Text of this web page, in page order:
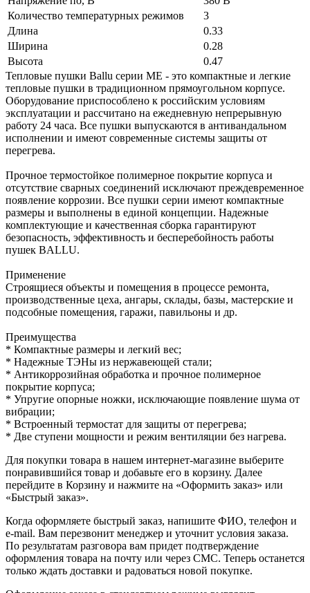
Количество температурных режимов
3
Длина
0.33
Ширина
0.28
Высота
0.47
Тепловые пушки Ballu серии ME - это компактные и легкие
тепловые пушки в традиционном прямоугольном корпусе.
Оборудование приспособлено к российским условиям
эксплуатации и рассчитано на ежедневную непрерывную
работу 24 часа. Все пушки выпускаются в антивандальном
исполнении и имеют современные системы защиты от
перегрева.
Прочное термостойкое полимерное покрытие корпуса и
отсутствие сварных соединений исключают преждевременное
появление коррозии. Все пушки серии имеют компактные
размеры и выполнены в единой концепции. Надежные
комплектующие и качественная сборка гарантируют
безопасность, эффективность и бесперебойность работы
пушек BALLU.
Применение
Строящиеся объекты и помещения в процессе ремонта,
производственные цеха, ангары, склады, базы, мастерские и
подсобные помещения, гаражи, павильоны и др.
Преимущества
* Компактные размеры и легкий вес;
* Надежные ТЭНы из нержавеющей стали;
* Антикоррозийная обработка и прочное полимерное
покрытие корпуса;
* Упругие опорные ножки, исключающие появление шума от
вибрации;
* Встроенный термостат для защиты от перегрева;
* Две ступени мощности и режим вентиляции без нагрева.
Для покупки товара в нашем интернет-магазине выберите
понравившийся товар и добавьте его в корзину. Далее
перейдите в Корзину и нажмите на «Оформить заказ» или
«Быстрый заказ».
Когда оформляете быстрый заказ, напишите ФИО, телефон и
e-mail. Вам перезвонит менеджер и уточнит условия заказа.
По результатам разговора вам придет подтверждение
оформления товара на почту или через СМС. Теперь останется
только ждать доставки и радоваться новой покупке.